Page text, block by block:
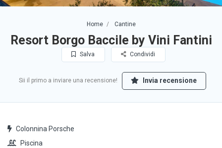
Home Cantine
Resort Borgo Baccile by Vini Fantini
Salva Condividi
Sii il primo a inviare una recensione! Invia recensione
Colonnina Porsche
Piscina